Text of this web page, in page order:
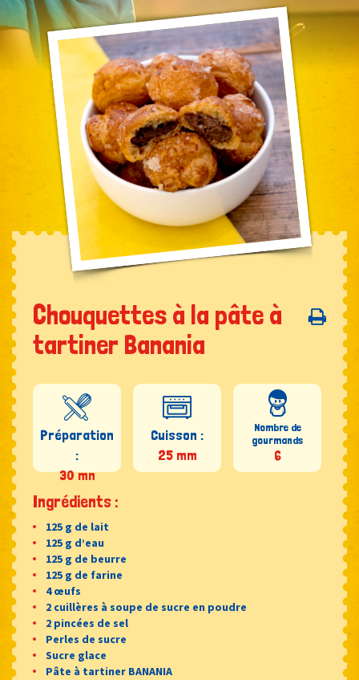
Chouquettes à la pâte à
tartiner Banania
Préparation
:
30 mn
Cuisson :
25 mm
Nombre de
gourmands
6
Ingrédients :
125 g de lait
125 g d’eau
125 g de beurre
125 g de farine
4 œufs
2 cuillères à soupe de sucre en poudre
2 pincées de sel
Perles de sucre
Sucre glace
Pâte à tartiner BANANIA